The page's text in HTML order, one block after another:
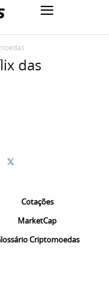
das
Cotações
MarketCap
Criptomoedas